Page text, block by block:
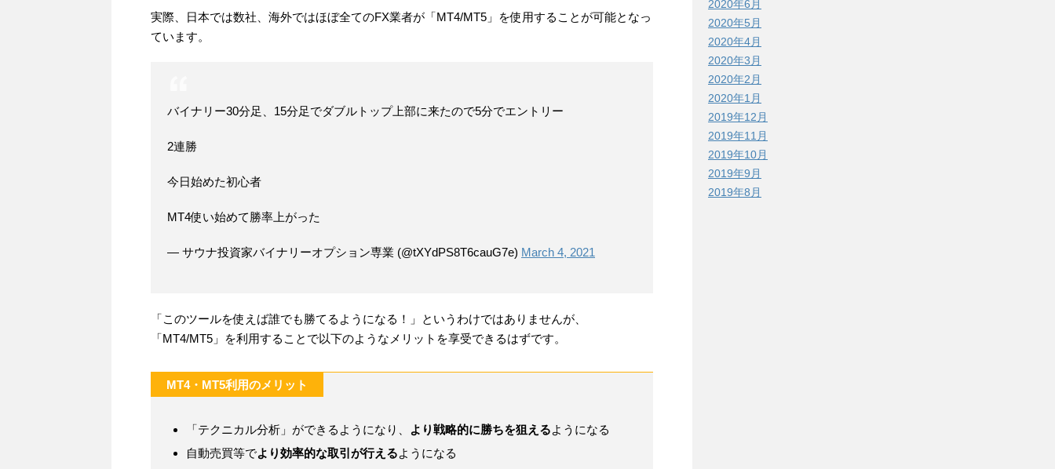
実際、日本では数社、海外ではほぼ全てのFX業者が「MT4/MT5」を使用することが可能となっ
ています。
バイナリー30分足、15分足でダブルトップ上部に来たので5分でエントリー
2連勝
今日始めた初心者
MT4使い始めて勝率上がった
— サウナ投資家バイナリーオプション専業 (@tXYdPS8T6cauG7e) March 4, 2021
「このツールを使えば誰でも勝てるようになる！」というわけではありませんが、
「MT4/MT5」を利用することで以下のようなメリットを享受できるはずです。
MT4・MT5利用のメリット
「テクニカル分析」ができるようになり、 より戦略的に勝ちを狙えるようになる
自動売買等でより効率的な取引が行えるようになる
2020年6月
2020年5月
2020年4月
2020年3月
2020年2月
2020年1月
2019年12月
2019年11月
2019年10月
2019年9月
2019年8月